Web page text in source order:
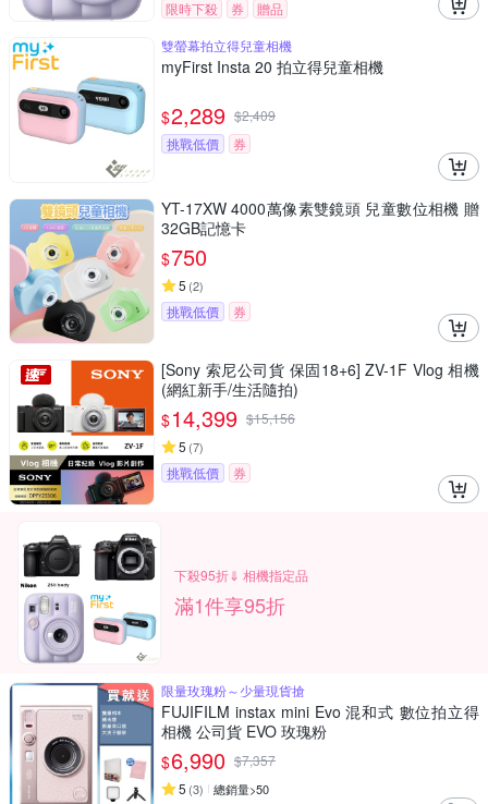
限時下殺 券
贈品
雙螢幕拍立得兒童相機
myFirst Insta 20 拍立得兒童相機
$2,289 $2,409
挑戰低價
券
YT-17XW 4000萬像素雙鏡頭 兒童數位相機 贈
32GB記憶卡
$750
5 (2)
挑戰低價 券
[Sony 索尼公司貨 保固18+6] ZV-1F Vlog 相機
(網紅新手/生活隨拍)
$14,399 $15,156
5 (7)
挑戰低價 券
下殺95折⇓ 相機指定品
滿1件享95折
限量玫瑰粉～少量現貨搶
FUJIFILM instax mini Evo 混和式 數位拍立得
相機 公司貨 EVO 玫瑰粉
$6,990 $7,357
5 (3) 總銷量>50